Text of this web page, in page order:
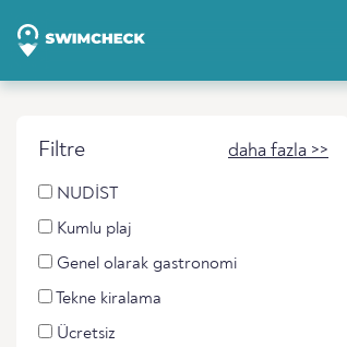
Filtre daha fazla >>
NUDİST
Kumlu plaj
Genel olarak gastronomi
Tekne kiralama
Ücretsiz